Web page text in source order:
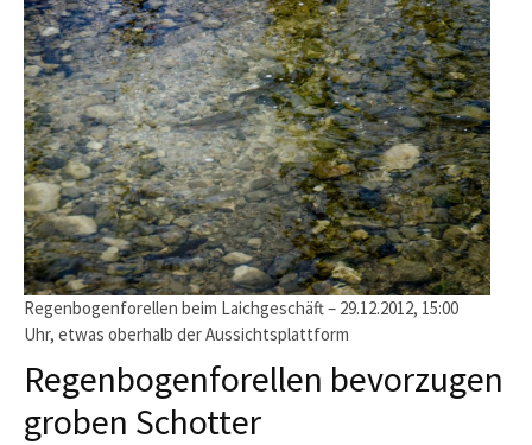
Regenbogenforellen beim Laichgeschäft – 29.12.2012, 15:00
Uhr, etwas oberhalb der Aussichtsplattform
Regenbogenforellen bevorzugen
groben Schotter